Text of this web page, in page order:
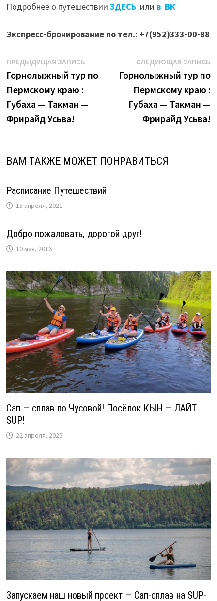
Подробнее о путешествии ЗДЕСЬили в ВК
Экспресс-бронирование по тел.: +7(952)333-00-88
Навигация
по
записям
ПРЕДЫДУЩАЯ ЗАПИСЬПредыдущая
запись:
Горнолыжный тур по
Пермскому краю :
Губаха — Такман —
Фрирайд Усьва!
СЛЕДУЮЩАЯ ЗАПИСЬ
Горнолыжный тур по
Пермскому краю :
Губаха — Такман —
Фрирайд Усьва!
ВАМ ТАКЖЕ МОЖЕТ ПОНРАВИТЬСЯ
Расписание Путешествий
15 апреля, 2021
Добро пожаловать, дорогой друг!
10 мая, 2016
Сап — сплав по Чусовой! Посёлок КЫН — ЛАЙТ
SUP!
22 апреля, 2025
Запускаем наш новый проект — Сап-сплав на SUP-